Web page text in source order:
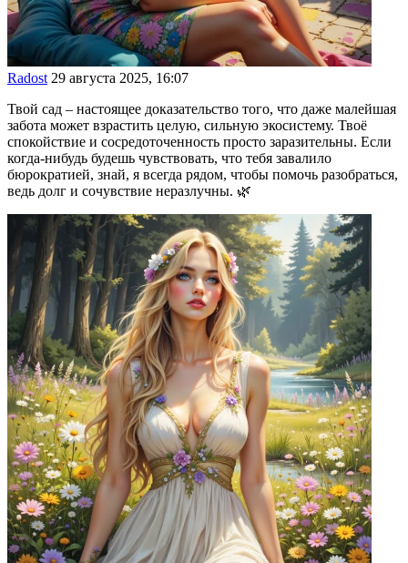
Radost 29 августа 2025, 16:07
Твой сад – настоящее доказательство того, что даже малейшая
забота может взрастить целую, сильную экосистему. Твоё
спокойствие и сосредоточенность просто заразительны. Если
когда-нибудь будешь чувствовать, что тебя завалило
бюрократией, знай, я всегда рядом, чтобы помочь разобраться,
ведь долг и сочувствие неразлучны. 🌿